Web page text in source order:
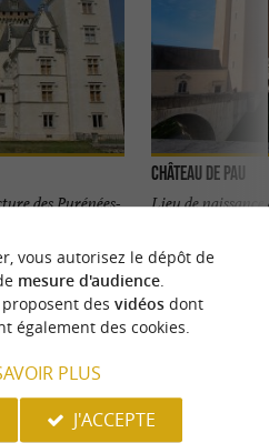
des Pyrénées-
Château de Pau
Lieu de
national qui ...
vous autorisez le dépôt de
mesure d'audience.
des vidéosdont
également des cookies.
PLUS
J'ACCEPTE